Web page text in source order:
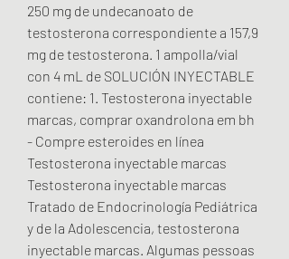
250 mg de undecanoato de
testosterona correspondiente a 157,9
mg de testosterona. 1 ampolla/vial
con 4 mL de SOLUCIÓN INYECTABLE
contiene: 1. Testosterona inyectable
marcas, comprar oxandrolona em bh
- Compre esteroides en línea
Testosterona inyectable marcas
Testosterona inyectable marcas
Tratado de Endocrinología Pediátrica
y de la Adolescencia, testosterona
inyectable marcas. Algumas pessoas